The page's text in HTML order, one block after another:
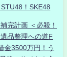
！SKE48
完計画 ＜必殺！
品整理への道F
金3500万円！う